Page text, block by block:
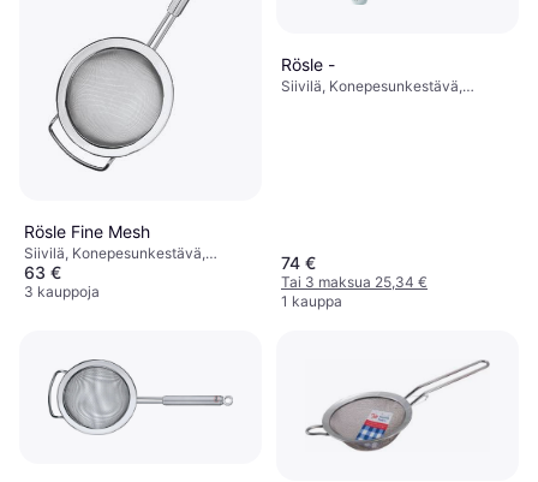
Rösle Fine Mesh
Siivilä, Konepesunkestävä,
Ruostumaton teräs Väri:
Ruostumaton Teräs Paino: 330 g
63 €
3 kauppoja
Rösle -
Siivilä, Konepesunkestävä,
74 €
Tai 3 maksua 25,34 €
1 kauppa